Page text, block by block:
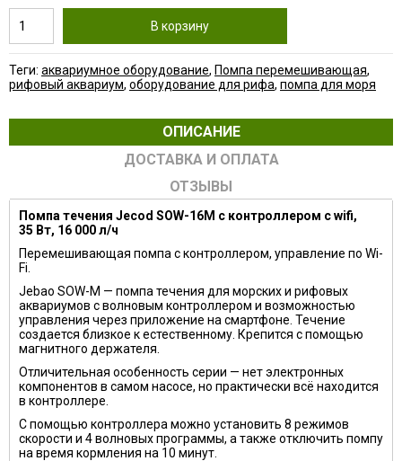
В корзину
Теги: аквариумное оборудование, Помпа перемешивающая,
рифовый аквариум, оборудование для рифа, помпа для моря
ОПИСАНИЕ
ДОСТАВКА И ОПЛАТА
ОТЗЫВЫ
Помпа течения Jecod SOW-16M с контроллером с wifi,
35 Вт, 16 000 л/ч
Перемешивающая помпа с контроллером, управление по Wi-
Fi.
Jebao SOW-М — помпа течения для морских и рифовых
аквариумов с волновым контроллером и возможностью
управления через приложение на смартфоне. Течение
создается близкое к естественному. Крепится с помощью
магнитного держателя.
Отличительная особенность серии — нет электронных
компонентов в самом насосе, но практически всё находится
в контроллере.
С помощью контроллера можно установить 8 режимов
скорости и 4 волновых программы, а также отключить помпу
на время кормления на 10 минут.